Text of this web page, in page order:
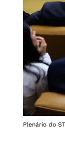
Plenário do